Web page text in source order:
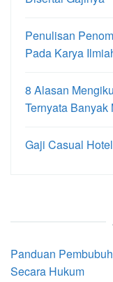
Penulisan
Pada Karya
8 Alasan
Ternyata Banyak
Gaji Casual
Panduan
Secara Hukum